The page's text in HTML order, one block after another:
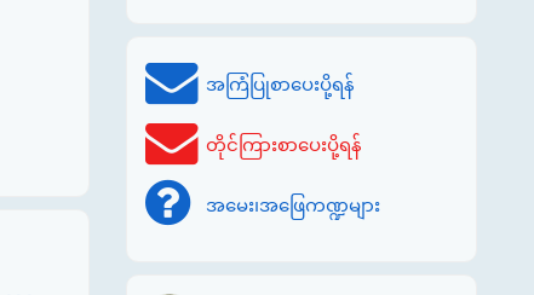
အကြံပြုစာပေးပို့ရန်
တိုင်ကြားစာပေးပို့ရန်
အမေး၊အဖြေကဏ္ဍများ